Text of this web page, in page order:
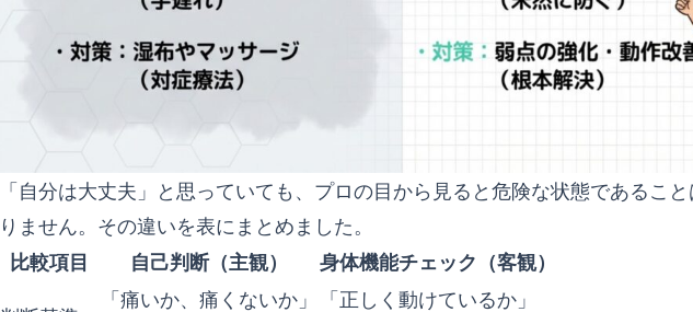
「自分は大丈夫」と思っていても、プロの目から見ると危険な状態であるこ
りません。その違いを表にまとめました。
比較項目
自己判断（主観） 身体機能チェック（客観）
「痛いか、痛くないか」
「正しく動けているか」